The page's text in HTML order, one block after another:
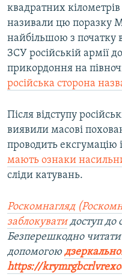
квадратних
називали цю поразку
найбільшою з початку
ЗСУ російській армії
прикордоння на
російська сторона
Після відступу
виявили масові
проводить ексгумацію
мають ознаки
сліди катувань.
Роскомнагляд
заблокуватидоступ до
Безперешкодно
допомогою
https://